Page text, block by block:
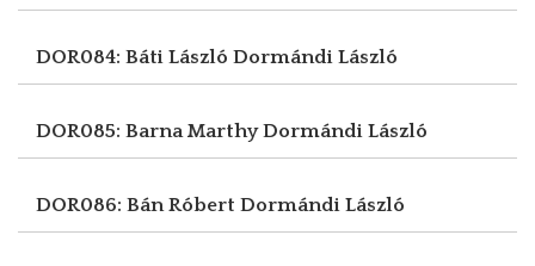
DOR084: Báti László Dormándi László
DOR085: Barna MarthyDormándi László
DOR086: Bán Róbert Dormándi László